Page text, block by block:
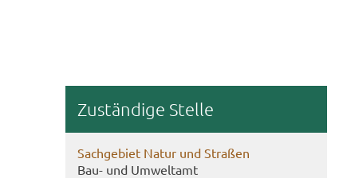
Zu­stän­di­ge Stel­le
Sach­ge­biet Natur und Stra­ßen
Bau- und Um­welt­amt